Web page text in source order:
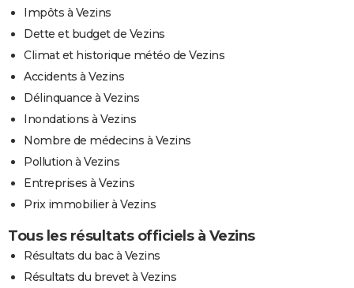
Impôts à Vezins
Dette et budget de Vezins
Climat et historique météo de Vezins
Accidents à Vezins
Délinquance à Vezins
Inondations à Vezins
Nombre de médecins à Vezins
Pollution à Vezins
Entreprises à Vezins
Prix immobilier à Vezins
Tous les résultats officiels à Vezins
Résultats du bac à Vezins
Résultats du brevet à Vezins